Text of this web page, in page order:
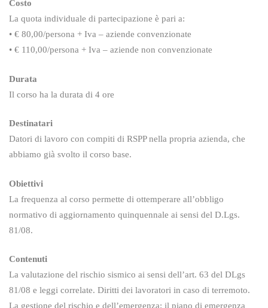
Costo
La quota individuale di partecipazione è pari a:
• € 80,00/persona + Iva – aziende convenzionate
• € 110,00/persona + Iva – aziende non convenzionate
Durata
Il corso ha la durata di 4 ore
Destinatari
Datori di lavoro con compiti di RSPP nella propria azienda, che
abbiamo già svolto il corso base.
Obiettivi
La frequenza al corso permette di ottemperare all’obbligo
normativo di aggiornamento quinquennale ai sensi del D.Lgs.
81/08.
Contenuti
La valutazione del rischio sismico ai sensi dell’art. 63 del DLgs
81/08 e leggi correlate. Diritti dei lavoratori in caso di terremoto.
La gestione del rischio e dell’emergenza: il piano di emergenza